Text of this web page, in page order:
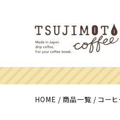
HOME 商品一覧 コー